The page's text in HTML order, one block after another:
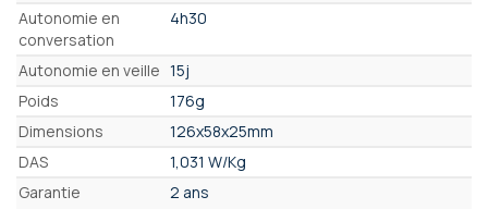
Autonomie en
conversation
4h30
Autonomie en veille 15j
Poids
176g
Dimensions
126x58x25mm
DAS
1,031 W/Kg
Garantie
2 ans